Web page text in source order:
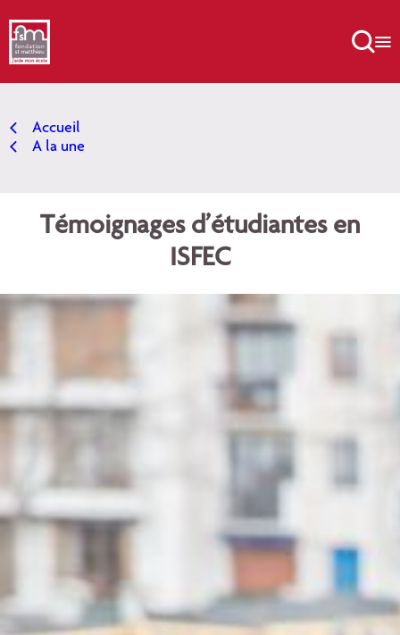
au
contenu

Accueil
A la une
Témoignages d’étudiantes en
ISFEC